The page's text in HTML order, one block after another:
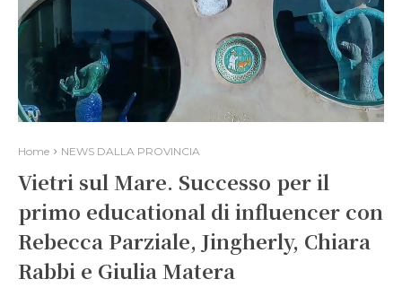
Home NEWS DALLA PROVINCIA
Vietri sul Mare. Successo per il
primo educational di influencer con
Rebecca Parziale, Jingherly, Chiara
Rabbi e Giulia Matera